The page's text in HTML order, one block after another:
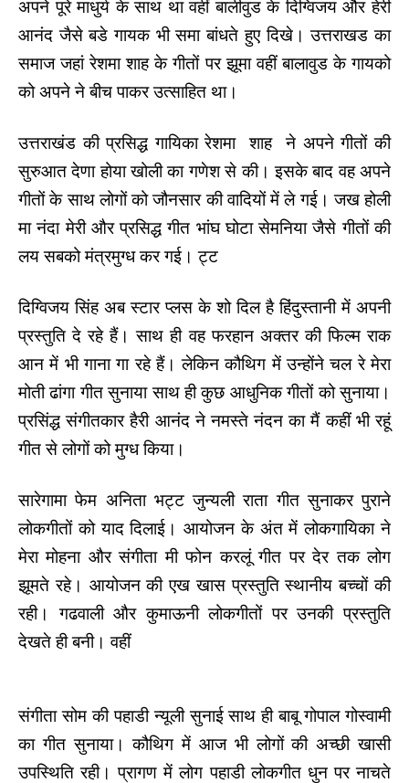
अपने पूरे माधुर्य के साथ था वहीं बालीवुड के दिग्विजय और हेरी
आनंद जैसे बडे गायक भी समा बांधते हुए दिखे। उत्तराखड का
समाज जहां रेशमा शाह के गीतों पर झूमा वहीं बालावुड के गायको
को अपने ने बीच पाकर उत्साहित था।
उत्तराखंड की प्रसिद्ध गायिका रेशमा शाह ने अपने गीतों की
सुरुआत देणा होया खोली का गणेश से की। इसके बाद वह अपने
गीतों के साथ लोगों को जौनसार की वादियों में ले गई। जख होली
मा नंदा मेरी और प्रसिद्ध गीत भांघ घोटा सेमनिया जैसे गीतों की
लय सबको मंत्रमुग्ध कर गई। ट्ट
दिग्विजय सिंह अब स्टार प्लस के शो दिल है हिंदुस्तानी में अपनी
प्रस्तुति दे रहे हैं। साथ ही वह फरहान अक्तर की फिल्म राक
आन में भी गाना गा रहे हैं। लेकिन कौथिग में उन्होंने चल रे मेरा
मोती ढांगा गीत सुनाया साथ ही कुछ आधुनिक गीतों को सुनाया।
प्रसिंद्ध संगीतकार हैरी आनंद ने नमस्ते नंदन का मैं कहीं भी रहूं
गीत से लोगों को मुग्ध किया।
सारेगामा फेम अनिता भट्ट जुन्यली राता गीत सुनाकर पुराने
लोकगीतों को याद दिलाई। आयोजन के अंत में लोकगायिका ने
मेरा मोहना और संगीता मी फोन करलूं गीत पर देर तक लोग
झूमते रहे। आयोजन की एख खास प्रस्तुति स्थानीय बच्चों की
रही। गढवाली और कुमाऊनी लोकगीतों पर उनकी प्रस्तुति
देखते ही बनी। वहीं
संगीता सोम की पहाडी न्यूली सुनाई साथ ही बाबू गोपाल गोस्वामी
का गीत सुनाया। कौथिग में आज भी लोगों की अच्छी खासी
उपस्थिति रही। प्रागण में लोग पहाडी लोकगीत धुन पर नाचते